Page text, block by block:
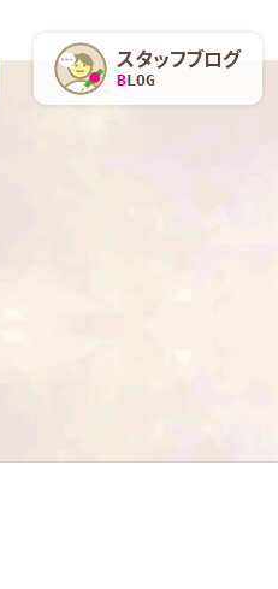
スタッフブログ
BLOG